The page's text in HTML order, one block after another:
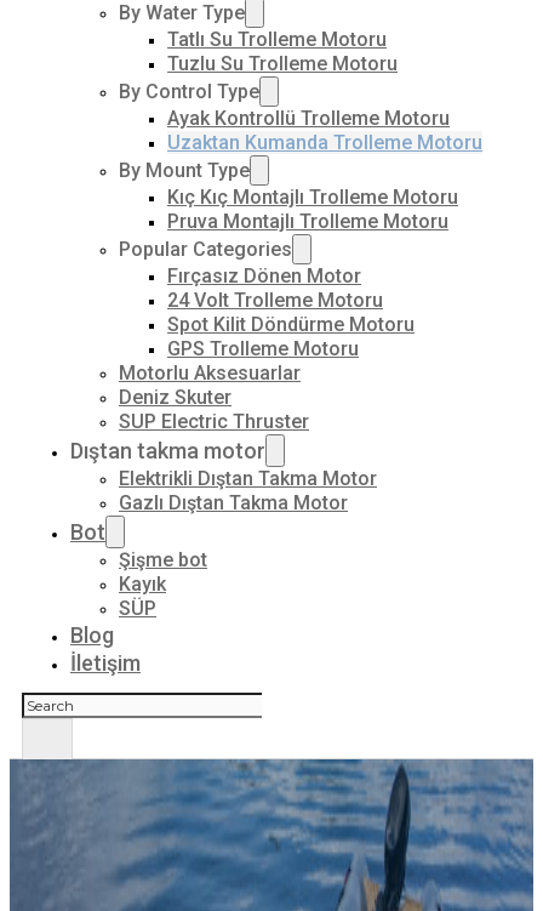
By Water Type
Tatlı Su Trolleme Motoru
Tuzlu Su Trolleme Motoru
By Control Type
Ayak Kontrollü Trolleme Motoru
Uzaktan Kumanda Trolleme Motoru
By Mount Type
Kıç Kıç Montajlı Trolleme Motoru
Pruva Montajlı Trolleme Motoru
Popular Categories
Fırçasız Dönen Motor
24 Volt Trolleme Motoru
Spot Kilit Döndürme Motoru
GPS Trolleme Motoru
Motorlu Aksesuarlar
Deniz Skuter
SUP Electric Thruster
Dıştan takma motor
Elektrikli Dıştan Takma Motor
Gazlı Dıştan Takma Motor
Bot
Şişme bot
Kayık
SÜP
Blog
İletişim
Ara